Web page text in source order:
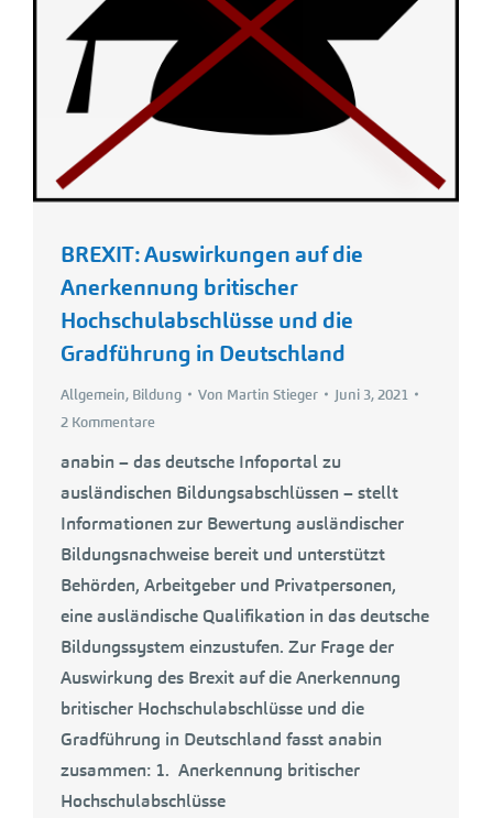
BREXIT: Auswirkungen auf die
Anerkennung britischer
Hochschulabschlüsse und die
Gradführung in Deutschland
Allgemein, Bildung Von Martin Stieger
Juni 3, 2021
2 Kommentare
anabin – das deutsche Infoportal zu
ausländischen Bildungsabschlüssen – stellt
Informationen zur Bewertung ausländischer
Bildungsnachweise bereit und unterstützt
Behörden, Arbeitgeber und Privatpersonen,
eine ausländische Qualifikation in das deutsche
Bildungssystem einzustufen. Zur Frage der
Auswirkung des Brexit auf die Anerkennung
britischer Hochschulabschlüsse und die
Gradführung in Deutschland fasst anabin
zusammen: 1. Anerkennung britischer
Hochschulabschlüsse